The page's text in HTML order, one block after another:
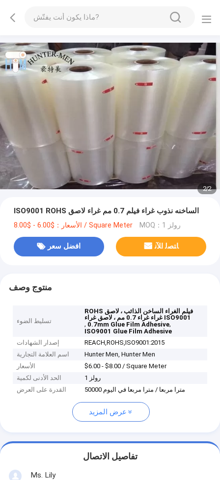
2/2
ISO9001 ROHS الساخنه نذوب غراء فيلم 0.7 مم غراء لاصق
الأسعار：$6.00 - $8.00 / Square Meter MOQ：1 رولز
افضل سعر ﺎﺘﺼﻟ ﺍﻶﻧ
منتوج وصف
تسليط الضوء
ROHS فيلم الغراء الساخن الذائب ، لاصق
غراء غراء 0.7 مم ، لاصق غراء ISO9001
, 0.7mm Glue Film Adhesive,
ISO9001 Glue Film Adhesive
إصدار الشهادات
REACH,ROHS,ISO9001:2015
اسم العلامة التجارية
Hunter Men, Hunter Men
الأسعار
$6.00 - $8.00 / Square Meter
الحد الأدنى لكمية
1 رولز
القدرة على العرض
50000 مترا مربعا / مترا مربعا في اليوم
عرض المزيد
تفاصيل الاتصال
Ms. Lily